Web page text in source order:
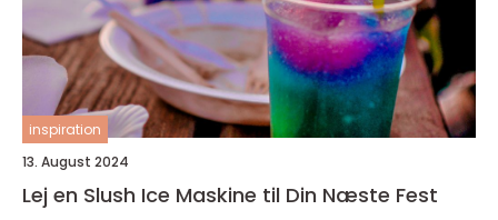
inspiration
13. August 2024
Lej en Slush Ice Maskine til Din Næste Fest